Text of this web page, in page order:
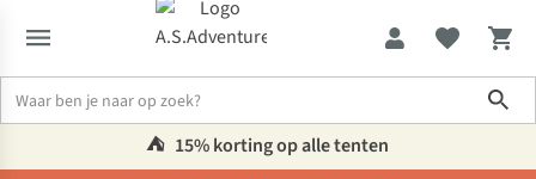
⛺️ 15% korting op alle tenten